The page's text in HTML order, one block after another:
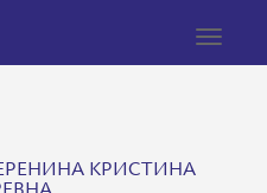
Toggle
КРИСТИНА